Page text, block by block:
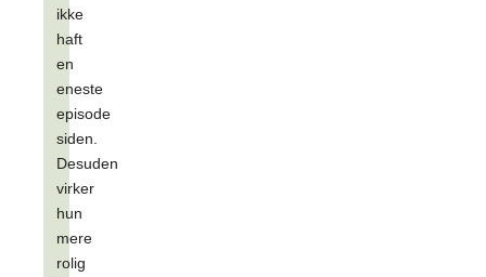
ikke
haft
en
eneste
episode
siden.
Desuden
virker
hun
mere
rolig